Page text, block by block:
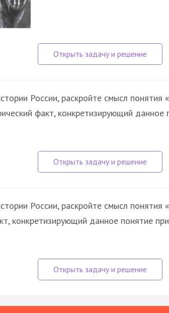
России, раскройте смысл понятия
факт, конкретизирующий данное
России, раскройте смысл понятия
конкретизирующий данное понятие